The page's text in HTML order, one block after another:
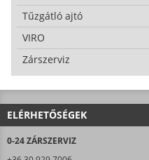
Tűzgátló ajtó
VIRO
Zárszerviz
ELÉRHETŐSÉGEK
0-24 ZÁRSZERVIZ